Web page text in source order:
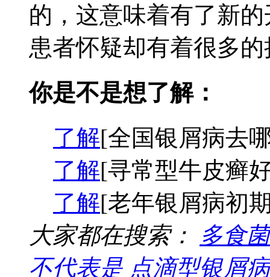
的，这意味着有了新
患者怀疑却有着很多
你是不是想了解：
了解[全国银屑病去
了解[寻常型牛皮癣
了解[老年银屑病初
大家都在搜索：
多食
不代表是 点滴型银屑